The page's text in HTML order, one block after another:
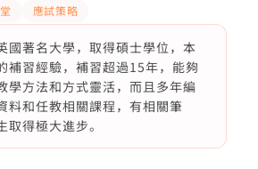
應試策略
國著名大學，取得碩士學位，本
補習經驗，補習超過15年，能夠
學方法和方式靈活，而且多年編
料和任教相關課程，有相關筆
取得極大進步。